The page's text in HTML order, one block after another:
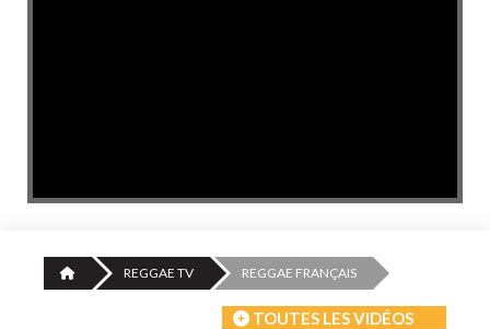
REGGAE TV REGGAE FRANÇAIS
TOUTES LES VIDÉOS